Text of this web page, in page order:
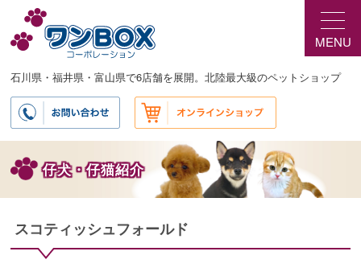
ン
ン
ツ
へ
動
MENU
石川県・福井県・富山県で6店舗を展開。北陸最大級のペットショップ
仔犬・仔猫紹介
スコティッシュフォールド